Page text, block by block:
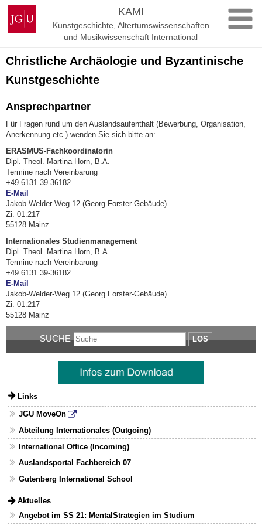
Zum
Inhalt
springen
Johannes
Gutenberg-
Universität
KAMI
Kunstgeschichte, Altertumswissenschaften
und Musikwissenschaft International
Christliche Archäologie und Byzantinische
Kunstgeschichte
Ansprechpartner
Für Fragen rund um den Auslandsaufenthalt (Bewerbung, Organisation,
Anerkennung etc.) wenden Sie sich bitte an:
ERASMUS-Fachkoordinatorin
Dipl. Theol. Martina Horn, B.A.
Termine nach Vereinbarung
+49 6131 39-36182
E-Mail
Jakob-Welder-Weg 12 (Georg Forster-Gebäude)
Zi. 01.217
55128 Mainz
Internationales Studienmanagement
Dipl. Theol. Martina Horn, B.A.
Termine nach Vereinbarung
+49 6131 39-36182
E-Mail
Jakob-Welder-Weg 12 (Georg Forster-Gebäude)
Zi. 01.217
55128 Mainz
SUCHE LOS
Links
JGU MoveOn
Abteilung Internationales (Outgoing)
International Office (Incoming)
Auslandsportal Fachbereich 07
Gutenberg International School
Aktuelles
Angebot im SS 21: MentalStrategien im Studium